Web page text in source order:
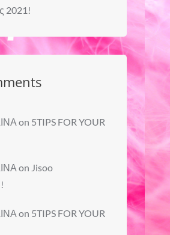
2021!
on 5TIPS FOR YOUR
on Jisoo
on 5TIPS FOR YOUR